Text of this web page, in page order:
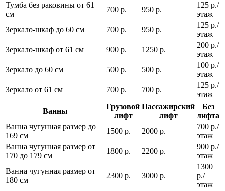
Тумба без раковины от 61
см
700 р. 950 р.
125 р./
этаж
Зеркало-шкаф до 60 см
700 р. 950 р.
125 р./
этаж
Зеркало-шкаф от 61 см
900 р. 1250 р.
200 р./
этаж
Зеркало до 60 см
500 р. 500 р.
100 р./
этаж
Зеркало от 61 см
700 р. 700 р.
125 р./
этаж
Ванны
Грузовой
лифт
Пассажирский
лифт
Без
лифта
Ванна чугунная размер до
169 см
1500 р. 2000 р.
700 р./
этаж
Ванна чугунная размер от
170 до 179 см
1800 р. 2200 р.
900 р./
этаж
Ванна чугунная размер от
180 см
2300 р. 3000 р.
1300
р./
этаж